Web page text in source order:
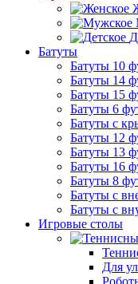
Батуты
Батуты 10
Батуты 14
Батуты 15
Батуты 6
Батуты с
Батуты 12
Батуты 13
Батуты 16
Батуты 8
Батуты с
Батуты с
Игровые столы
Для